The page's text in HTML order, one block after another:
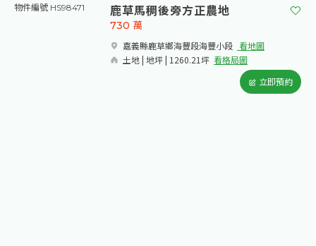
物件編號 HS98471 鹿草馬稠後旁方正農地
嘉義縣鹿草鄉海豐段海豐小段​ 看地圖
土地 | 地坪 | 1260.21坪 看格局圖
730 萬
立即預約